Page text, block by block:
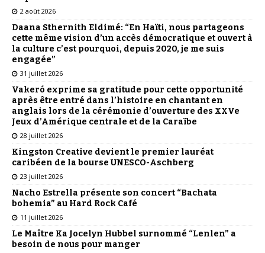
2 août 2026
Daana Sthernith Eldimé: “En Haïti, nous partageons
cette même vision d’un accès démocratique et ouvert à
la culture c’est pourquoi, depuis 2020, je me suis
engagée”
31 juillet 2026
Vakeró exprime sa gratitude pour cette opportunité
après être entré dans l’histoire en chantant en
anglais lors de la cérémonie d’ouverture des XXVe
Jeux d’Amérique centrale et de la Caraïbe
28 juillet 2026
Kingston Creative devient le premier lauréat
caribéen de la bourse UNESCO-Aschberg
23 juillet 2026
Nacho Estrella présente son concert “Bachata
bohemia” au Hard Rock Café
11 juillet 2026
Le Maître Ka Jocelyn Hubbel surnommé “Lenlen” a
besoin de nous pour manger